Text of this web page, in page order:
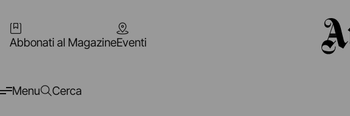
Abbonati al MagazineEventi
Menu Cerca